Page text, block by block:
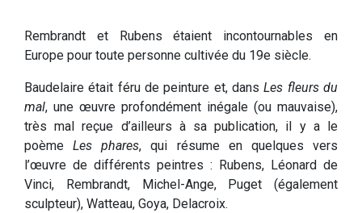
Rembrandt et Rubens étaient incontournables en
Europe pour toute personne cultivée du 19e siècle.
Baudelaire était féru de peinture et, dansLes fleurs du
mal, une œuvre profondément inégale (ou mauvaise),
très mal reçue d’ailleurs à sa publication, il y a le
poèmeLes phares, qui résume en quelques vers
l’œuvre de différents peintres : Rubens, Léonard de
Vinci, Rembrandt, Michel-Ange, Puget (également
sculpteur), Watteau, Goya, Delacroix.